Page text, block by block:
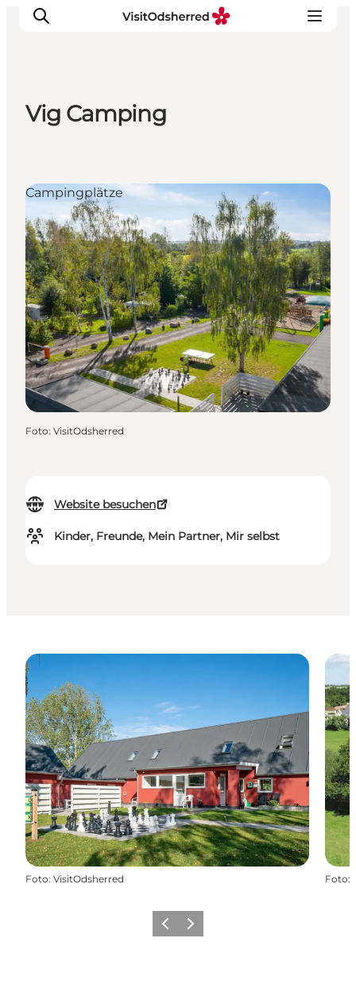
Essen
Unterkünfte
Nützliches
Vig Camping
Website besuchen
Kinder, Freunde, Mein Partner, Mir selbst
Campingplätze
Foto: VisitOdsherred
Foto: VisitOdsherred Foto:
Vorherige Folie
Nächste Folie